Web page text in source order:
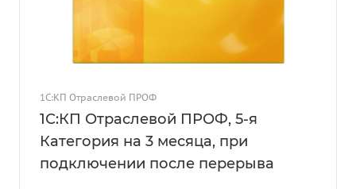
1С:КП Отраслевой ПРОФ
1С:КП Отраслевой ПРОФ, 5-я
Категория на 3 месяца, при
подключении после перерыва